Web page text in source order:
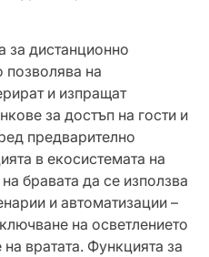
за дистанционно
позволява на
и изпращат
за достъп на гости и
предварително
в екосистемата на
бравата да се използва
и автоматизации –
на осветлението
вратата. Функцията за